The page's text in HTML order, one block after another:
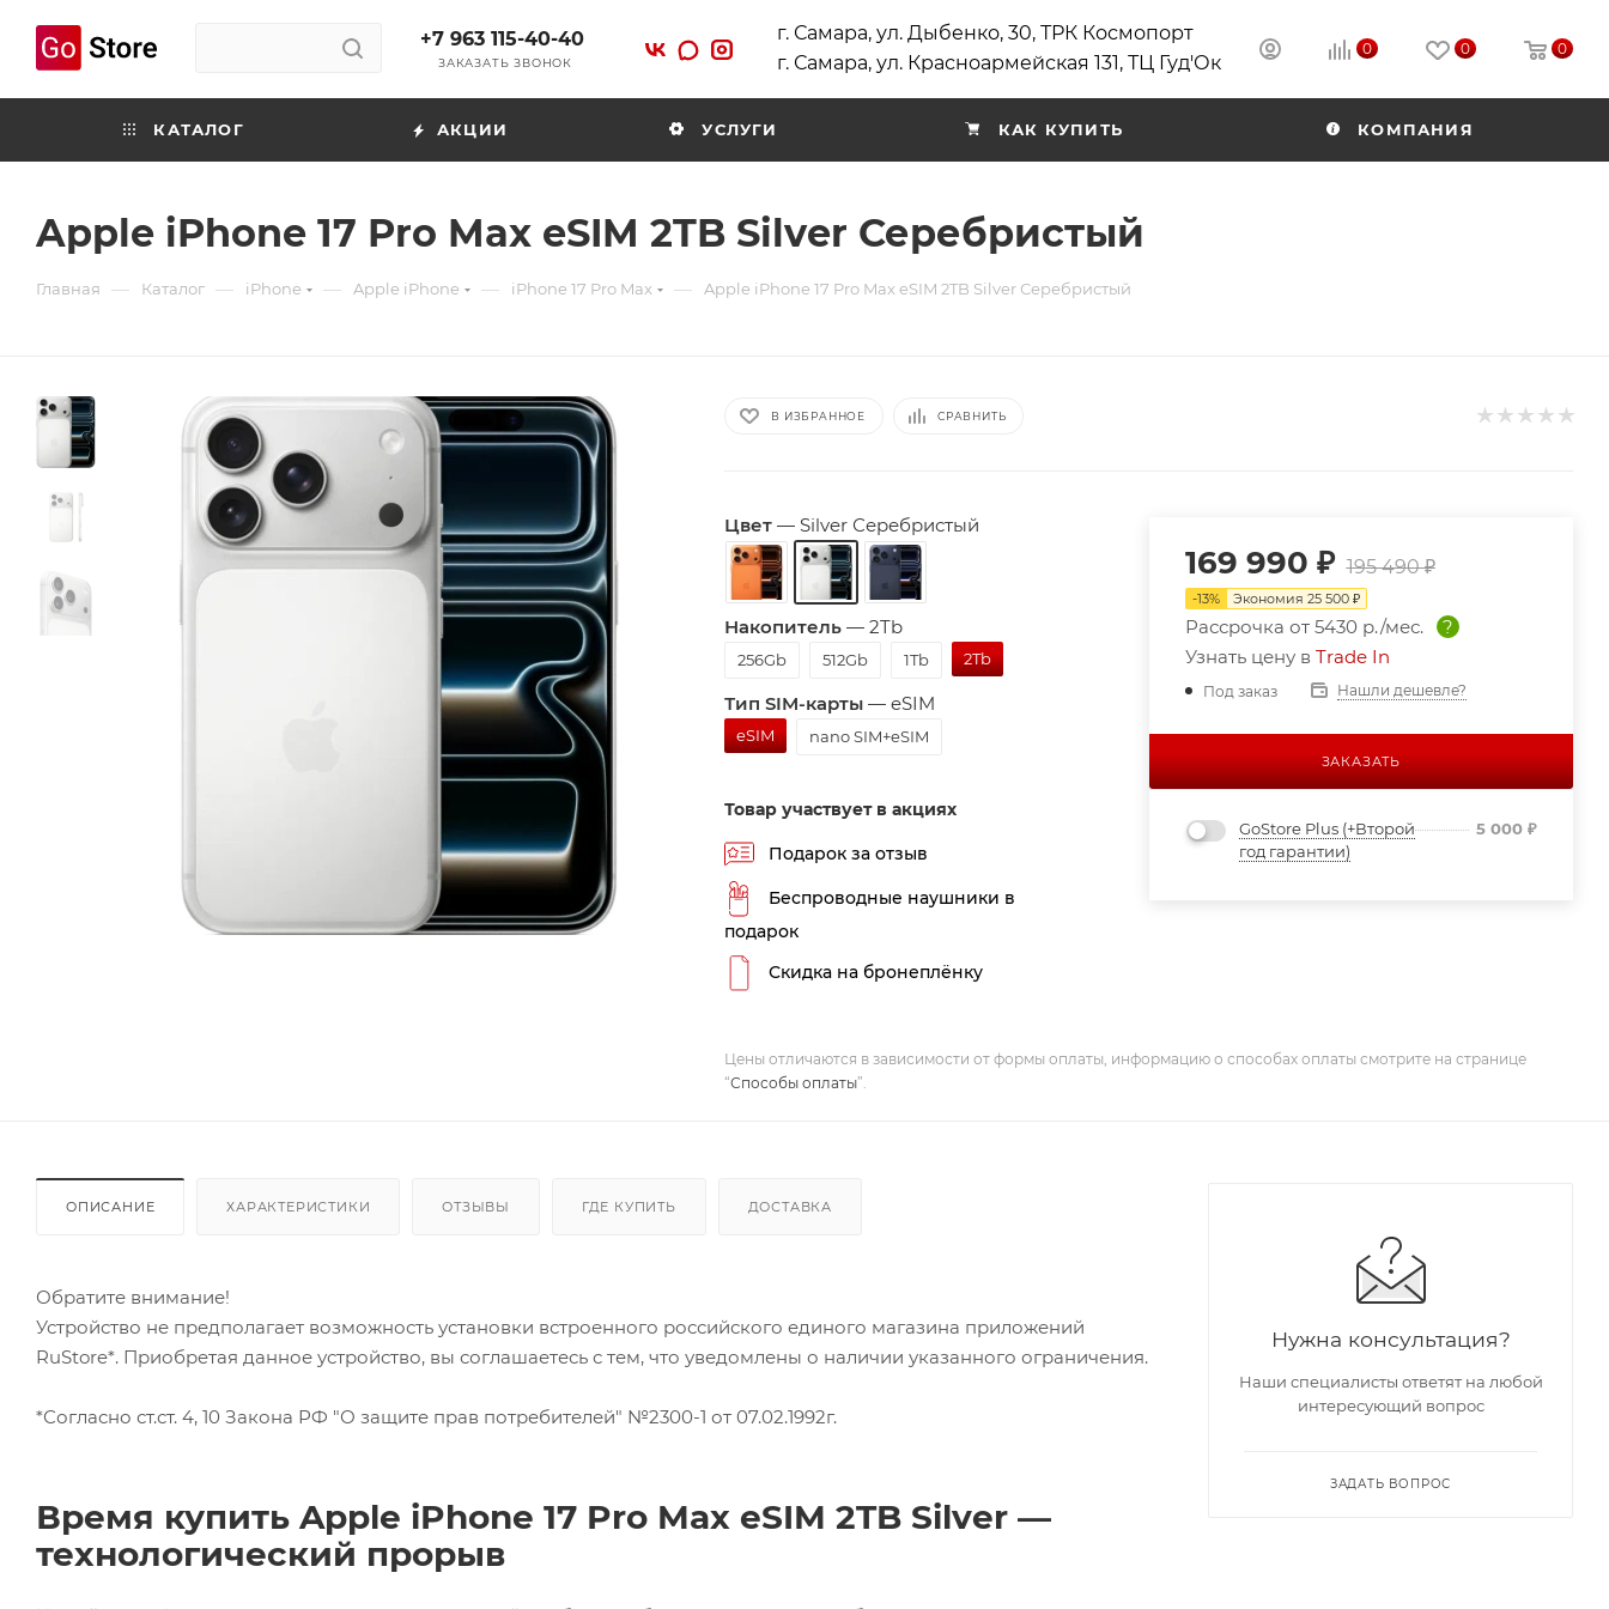
+7 963 115-40-40
ЗАКАЗАТЬ ЗВОНОК
г. Самара, ул. Дыбенко, 30, ТРК Космопорт
г. Самара, ул. Красноармейская 131, ТЦ Гуд'Ок
0 0 0
КАТАЛОГ АКЦИИ УСЛУГИ КАК КУПИТЬ КОМПАНИЯ
Apple iPhone 17 Pro Max eSIM 2TB Silver Серебристый
Главная — Каталог — iPhone — Apple iPhone — iPhone 17 Pro Max — Apple iPhone 17 Pro Max eSIM 2TB Silver Серебристый
В ИЗБРАННОЕ СРАВНИТЬ
Цвет— Silver Серебристый
Накопитель— 2Tb
256Gb 512Gb 1Tb 2Tb
Тип SIM-карты— eSIM
eSIM nano SIM+eSIM
Товар участвует в акциях
Подарок за отзыв
Беспроводные наушники в
подарок
Скидка на бронеплёнку
169 990 ₽ 195 490₽
-13% Экономия 25 500₽
Рассрочка от 5430 р./мес.
?
Узнать цену в Trade In
Под заказ Нашли дешевле?
ЗАКАЗАТЬ
GoStore Plus (+Второй
год гарантии)
5 000₽
Цены отличаются в зависимости от формы оплаты, информацию о способах оплаты смотрите на странице
“Способы оплаты”.
ОПИСАНИЕ ХАРАКТЕРИСТИКИ ОТЗЫВЫ ГДЕ КУПИТЬ ДОСТАВКА
Обратите внимание!
Устройство не предполагает возможность установки встроенного российского единого магазина приложений
RuStore*. Приобретая данное устройство, вы соглашаетесь с тем, что уведомлены о наличии указанного ограничения.
*Согласно ст.ст. 4, 10 Закона РФ "О защите прав потребителей" №2300-1 от 07.02.1992г.
Время купить Apple iPhone 17 Pro Max eSIM 2TB Silver —
технологический прорыв
Нужна консультация?
Наши специалисты ответят на любой
интересующий вопрос
ЗАДАТЬ ВОПРОС